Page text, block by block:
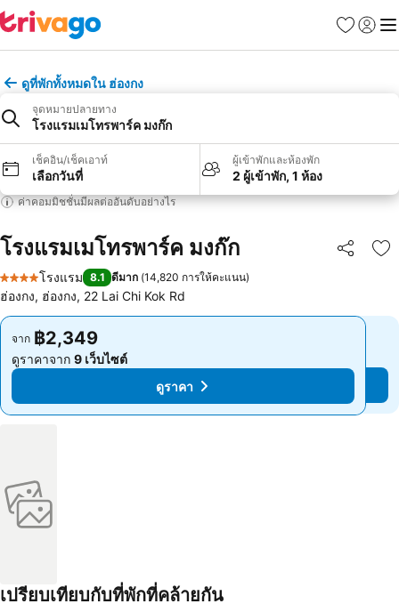
รายการโป
เข้าสู่ร
เมนู
ดูที่พักทั้งหมดใน ฮ่องกง
จุดหมายปลายทาง
โรงแรมเมโทรพาร์ค มงก๊ก
เช็คอิน/เช็คเอาท์
เลือกวันที่
ผู้เข้าพักและห้องพัก
2 ผู้เข้าพัก, 1 ห้อง
ค่าคอมมิชชั่นมีผลต่ออันดับอย่างไร
โรงแรมเมโทรพาร์ค มงก๊ก แชร์
เ
4 ดาว
โรงแรม 8.1 ดีมาก (14,820 การให้คะแนน)
ฮ่องกง, ฮ่องกง, 22 Lai Chi Kok Rd
จาก ฿2,349
ดูราคาจาก 9 เว็บไซต์
ดูราคา
จาก ฿2,349
ดูราคาจาก 9 เว็บไซต์
ดูราคา
เปรียบเทียบกับที่พักที่คล้ายกัน